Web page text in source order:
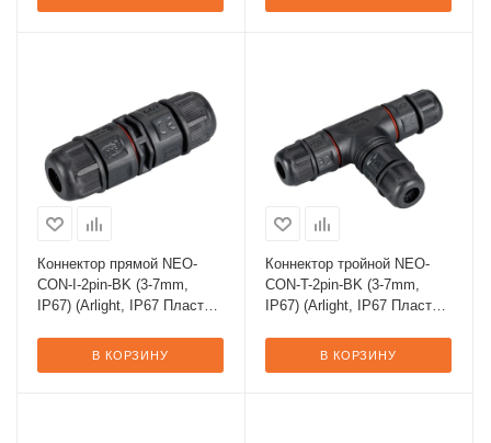
Коннектор прямой NEO-
CON-I-2pin-BK (3-7mm,
IP67) (Arlight, IP67 Пластик,
В КОРЗИНУ
Коннектор тройной NEO-
CON-T-2pin-BK (3-7mm,
IP67) (Arlight, IP67 Пластик,
В КОРЗИНУ